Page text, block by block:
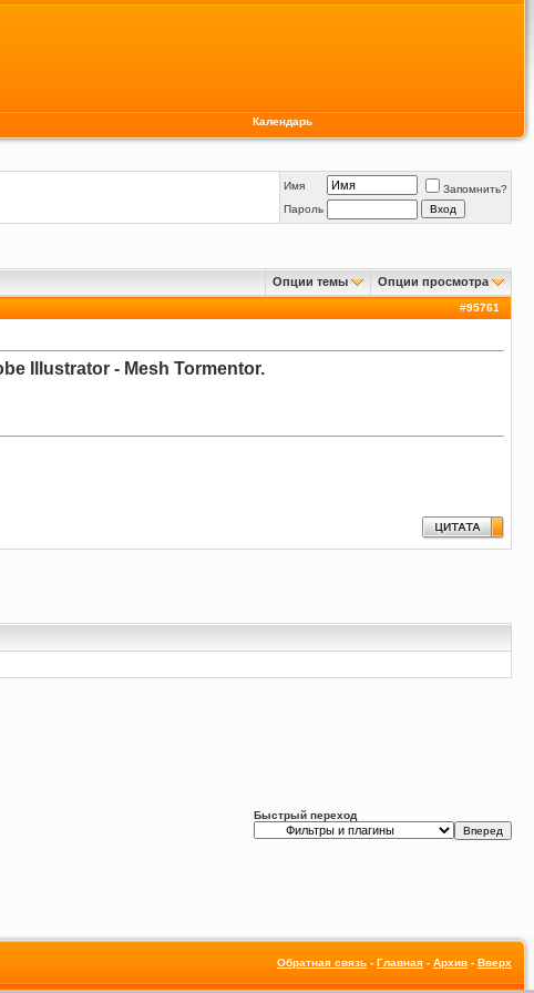
Календарь
Имя
Запомнить?
Пароль
Опции темы Опции просмотра
#95761
Illustrator - Mesh Tormentor.
Быстрый переход
Обратная связь - Главная - Архив - Вверх